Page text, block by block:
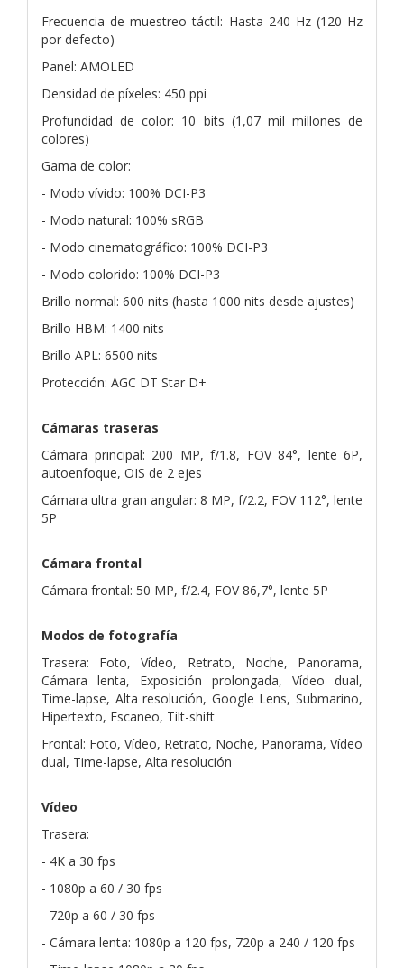
Frecuencia de muestreo táctil: Hasta 240 Hz (120 Hz
por defecto)
Panel: AMOLED
Densidad de píxeles: 450 ppi
Profundidad de color: 10 bits (1,07 mil millones de
colores)
Gama de color:
- Modo vívido: 100% DCI-P3
- Modo natural: 100% sRGB
- Modo cinematográfico: 100% DCI-P3
- Modo colorido: 100% DCI-P3
Brillo normal: 600 nits (hasta 1000 nits desde ajustes)
Brillo HBM: 1400 nits
Brillo APL: 6500 nits
Protección: AGC DT Star D+
Cámaras traseras
Cámara principal: 200 MP, f/1.8, FOV 84°, lente 6P,
autoenfoque, OIS de 2 ejes
Cámara ultra gran angular: 8 MP, f/2.2, FOV 112°, lente
5P
Cámara frontal
Cámara frontal: 50 MP, f/2.4, FOV 86,7°, lente 5P
Modos de fotografía
Trasera: Foto, Vídeo, Retrato, Noche, Panorama,
Cámara lenta, Exposición prolongada, Vídeo dual,
Time-lapse, Alta resolución, Google Lens, Submarino,
Hipertexto, Escaneo, Tilt-shift
Frontal: Foto, Vídeo, Retrato, Noche, Panorama, Vídeo
dual, Time-lapse, Alta resolución
Vídeo
Trasera:
- 4K a 30 fps
- 1080p a 60 / 30 fps
- 720p a 60 / 30 fps
- Cámara lenta: 1080p a 120 fps, 720p a 240 / 120 fps